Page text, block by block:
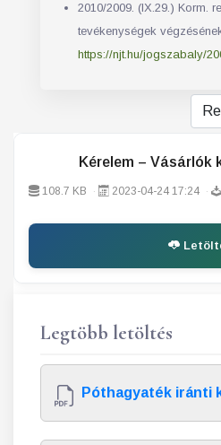
2010/2009. (IX.29.) Korm.
tevékenységek
https://njt.hu/jogszabaly/
Kérelem – Vásárlók
108.7 KB 2023-04-24 17:24
Legtöbb letöltés
Póthagyaték iránti